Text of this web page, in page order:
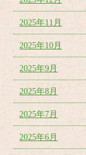
2025年11月
2025年10月
2025年9月
2025年8月
2025年7月
2025年6月